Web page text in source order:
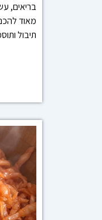
בריאים,
מאוד
תיבול